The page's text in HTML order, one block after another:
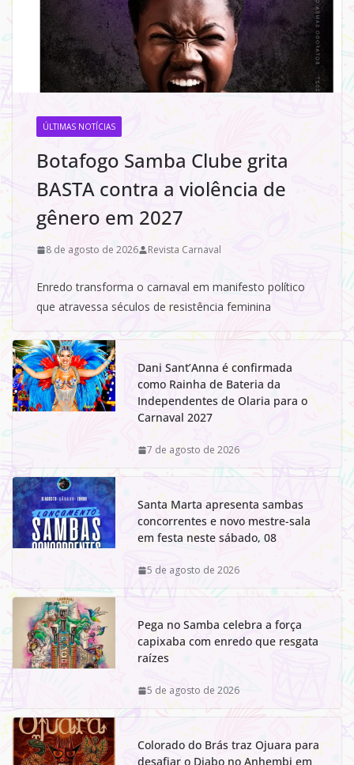
ÚLTIMAS NOTÍCIAS
Botafogo Samba Clube grita
BASTA contra a violência de
gênero em 2027
8 de agosto de 2026 Revista Carnaval
Enredo transforma o carnaval em manifesto político
que atravessa séculos de resistência feminina
Dani Sant’Anna é confirmada
como Rainha de Bateria da
Independentes de Olaria para o
Carnaval 2027
7 de agosto de 2026
Santa Marta apresenta sambas
concorrentes e novo mestre-sala
em festa neste sábado, 08
5 de agosto de 2026
Pega no Samba celebra a força
capixaba com enredo que resgata
raízes
5 de agosto de 2026
Colorado do Brás traz Ojuara para
desafiar o Diabo no Anhembi em